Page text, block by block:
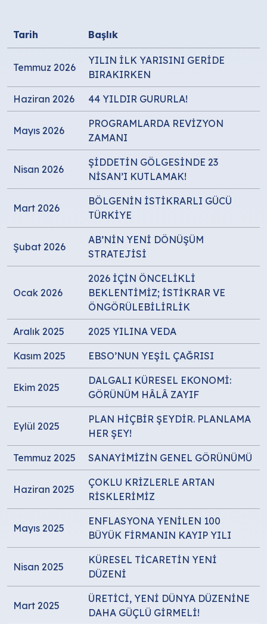
Tarih Başlık
Temmuz 2026
YILIN İLK YARISINI GERİDE
BIRAKIRKEN
Haziran 2026 44 YILDIR GURURLA!
Mayıs 2026
PROGRAMLARDA REVİZYON
ZAMANI
Nisan 2026
ŞİDDETİN GÖLGESİNDE 23
NİSAN’I KUTLAMAK!
Mart 2026
BÖLGENİN İSTİKRARLI GÜCÜ
TÜRKİYE
Şubat 2026
AB’NİN YENİ DÖNÜŞÜM
STRATEJİSİ
Ocak 2026
2026 İÇİN ÖNCELİKLİ
BEKLENTİMİZ; İSTİKRAR VE
ÖNGÖRÜLEBİLİRLİK
Aralık 2025 2025 YILINA VEDA
Kasım 2025 EBSO’NUN YEŞİL ÇAĞRISI
Ekim 2025
DALGALI KÜRESEL EKONOMİ:
GÖRÜNÜM HÂLÂ ZAYIF
Eylül 2025
PLAN HİÇBİR ŞEYDİR. PLANLAMA
HER ŞEY!
Temmuz 2025 SANAYİMİZİN GENEL GÖRÜNÜMÜ
Haziran 2025
ÇOKLU KRİZLERLE ARTAN
RİSKLERİMİZ
Mayıs 2025
ENFLASYONA YENİLEN 100
BÜYÜK FİRMANIN KAYIP YILI
Nisan 2025
KÜRESEL TİCARETİN YENİ
DÜZENİ
Mart 2025
ÜRETİCİ, YENİ DÜNYA DÜZENİNE
DAHA GÜÇLÜ GİRMELİ!